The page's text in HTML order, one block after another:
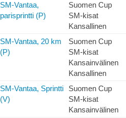
SM-Vantaa,
parisprintti (P)
Suomen Cup
SM-kisat
Kansallinen
SM-Vantaa, 20 km
(P)
Suomen Cup
SM-kisat
Kansainvälinen
Kansallinen
SM-Vantaa, Sprintti
(V)
Suomen Cup
SM-kisat
Kansainvälinen